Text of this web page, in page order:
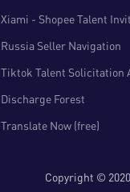
Xiami - Shopee Talent
Russia Seller Navigation
Tiktok Talent Solicitation
Discharge Forest
Translate Now (free)
Copyright ©